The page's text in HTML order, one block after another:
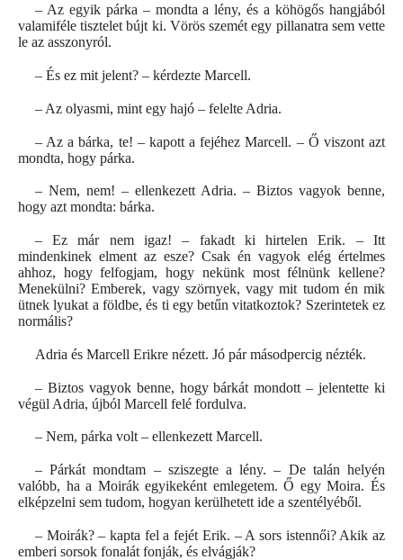
– Az egyik párka – mondta a lény, és a köhögős hangjából
valamiféle tisztelet bújt ki. Vörös szemét egy pillanatra sem vette
le az asszonyról.
– És ez mit jelent? – kérdezte Marcell.
– Az olyasmi, mint egy hajó – felelte Adria.
– Az a bárka, te! – kapott a fejéhez Marcell. – Ő viszont azt
mondta, hogy párka.
– Nem, nem! – ellenkezett Adria. – Biztos vagyok benne,
hogy azt mondta: bárka.
– Ez már nem igaz! – fakadt ki hirtelen Erik. – Itt
mindenkinek elment az esze? Csak én vagyok elég értelmes
ahhoz, hogy felfogjam, hogy nekünk most félnünk kellene?
Menekülni? Emberek, vagy szörnyek, vagy mit tudom én mik
ütnek lyukat a földbe, és ti egy betűn vitatkoztok? Szerintetek ez
normális?
Adria és Marcell Erikre nézett. Jó pár másodpercig nézték.
– Biztos vagyok benne, hogy bárkát mondott – jelentette ki
végül Adria, újból Marcell felé fordulva.
– Nem, párka volt – ellenkezett Marcell.
– Párkát mondtam – sziszegte a lény. – De talán helyén
valóbb, ha a Moirák egyikeként emlegetem. Ő egy Moira. És
elképzelni sem tudom, hogyan kerülhetett ide a szentélyéből.
– Moirák? – kapta fel a fejét Erik. – A sors istennői? Akik az
emberi sorsok fonalát fonják, és elvágják?